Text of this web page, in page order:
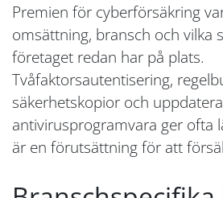
Premien för cyberförsäkring
omsättning, bransch och vilka
företaget redan har på plats.
Tvåfaktorsautentisering,
säkerhetskopior och
antivirusprogramvara ger ofta
är en förutsättning för att